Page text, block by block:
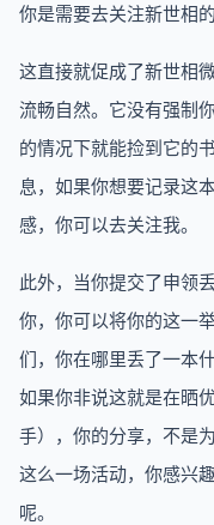
你是需要去关注新世相的
这直接就促成了新世相
流畅自然。它没有强制
的情况下就能捡到它的
息，如果你想要记录这
感，你可以去关注我。
此外，当你提交了申领
你，你可以将你的这一
们，你在哪里丢了一本
如果你非说这就是在晒
手），你的分享，不是
这么一场活动，你感兴
呢。